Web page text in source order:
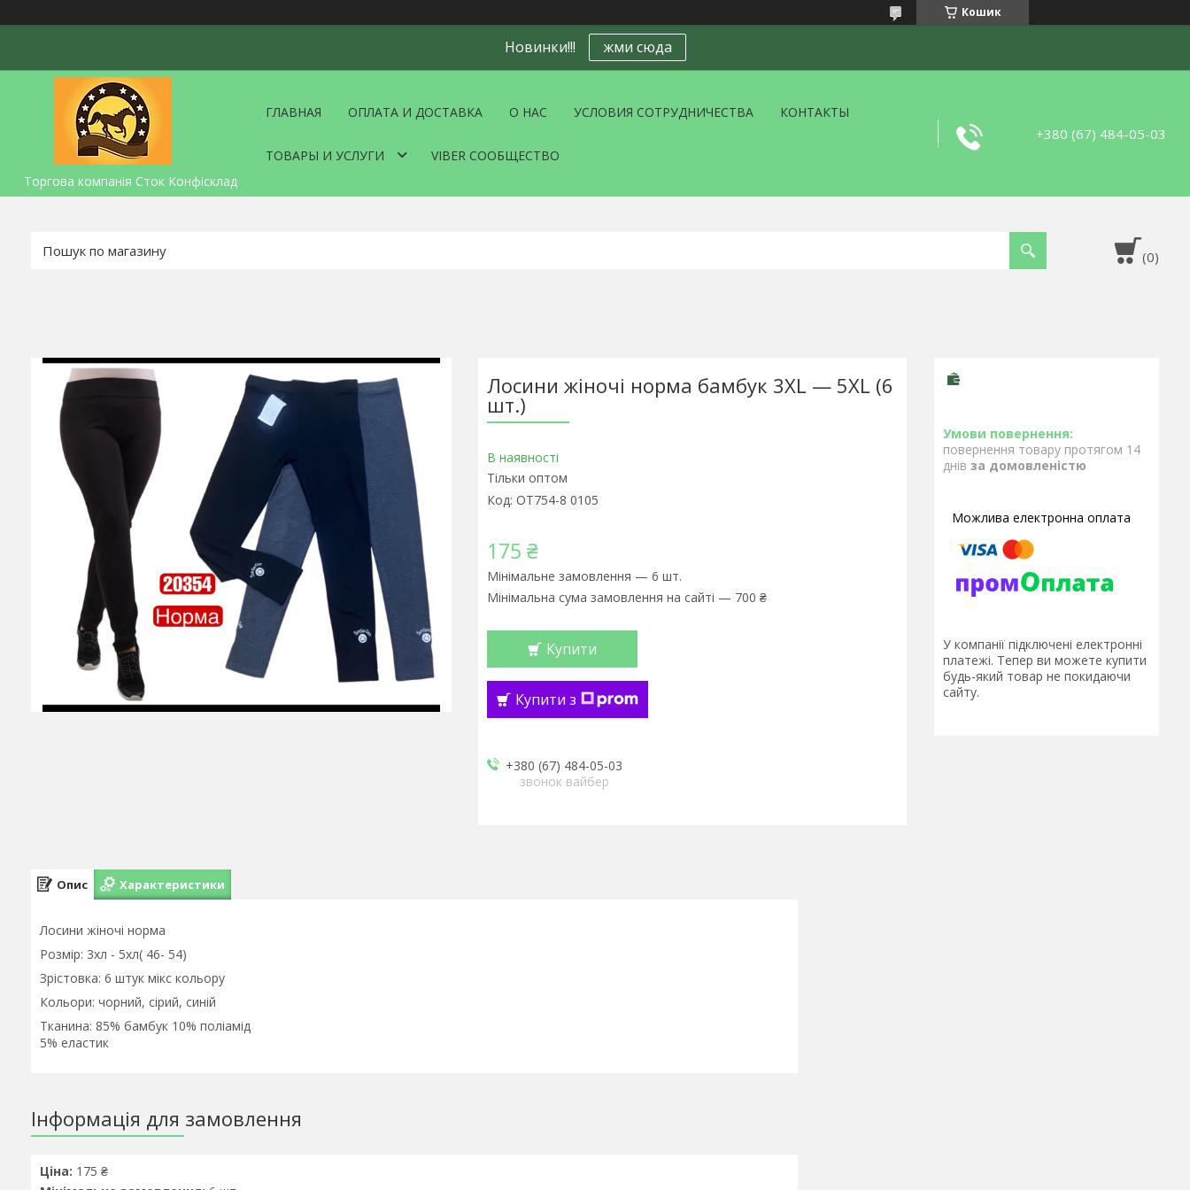
Кошик
Новинки!!! жми сюда
Торгова компанія Сток Конфісклад
ГЛАВНАЯ ОПЛАТА И ДОСТАВКА О НАС УСЛОВИЯ СОТРУДНИЧЕСТВА КОНТАКТЫ
ТОВАРЫ И УСЛУГИ VIBER СООБЩЕСТВО
+380 (67) 484-05-03
Лосини жіночі норма бамбук 3XL — 5XL (6
шт.)
В наявності
Тільки оптом
Код: OT754-8 0105
175 ₴
Мінімальне замовлення — 6 шт.
Мінімальна сума замовлення на сайті — 700 ₴
Купити
Купити з
+380 (67) 484-05-03
звонок вайбер
повернення товару протягом 14
днів за домовленістю
У компанії підключені електронні
платежі. Тепер ви можете купити
будь-який товар не покидаючи
сайту.
Опис Характеристики
Лосини жіночі норма
Розмір: 3хл - 5хл( 46- 54)
Зрістовка: 6 штук мікс кольору
Кольори: чорний, сірий, синій
Тканина: 85% бамбук 10% поліамід
5% еластик
Інформація для замовлення
Ціна: 175 ₴